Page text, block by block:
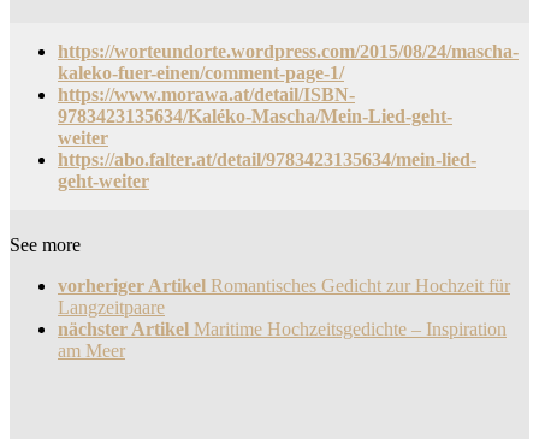
https://worteundorte.wordpress.com/2015/08/24/mascha-
kaleko-fuer-einen/comment-page-1/
https://www.morawa.at/detail/ISBN-
9783423135634/Kaléko-Mascha/Mein-Lied-geht-
weiter
https://abo.falter.at/detail/9783423135634/mein-lied-
geht-weiter
See more
vorheriger Artikel Romantisches Gedicht zur Hochzeit für
Langzeitpaare
nächster Artikel Maritime Hochzeitsgedichte – Inspiration
am Meer